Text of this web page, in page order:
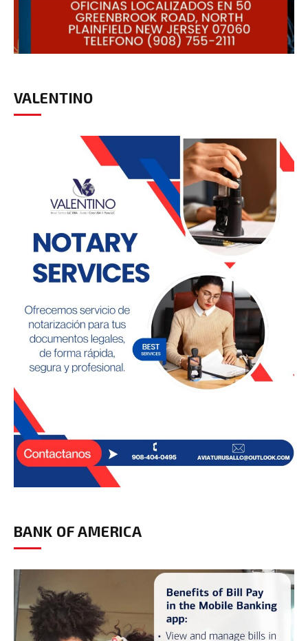
VALENTINO
BANK OF AMERICA